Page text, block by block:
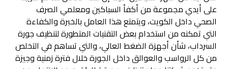
على أيدي مجموعة من أكفأ السباكين ومعلمي الصرف
الصحي داخل الكويت، ويتمتع هذا العامل بالخبرة والكفاءة
التي تمكنه من استخدام بعض التقنيات المتطورة لتنظيف جورة
السرداب، شأن أجهزة الضغط العالي، والتي تساهم في التخلص
من كل الرواسب والعوالق داخل الجورة خلال فترة زمنية وجيزة